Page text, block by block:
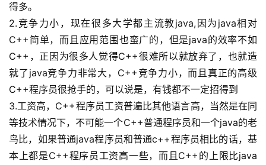
得多。
2.竞争力小，现在很多大学都主流教java,因为java相对
C++简单，而且应用范围也蛮广的，但是java的效率不如
C++，正因为很多人觉得C++很难所以就放弃了，也就造
就了java竞争力非常大，C++竞争力小，而且真正的高级
C++程序员很抢手的，可以说是，有钱都不一定招得到
3.工资高，C++程序员工资普遍比其他语言高，当然是在同
等技术情况下，不可能一个C++普通程序员和一个java的老
鸟比，如果普通java程序员和普通c++程序员相比的话，基
本上都是C++程序员工资高一些，而且C++的上限比java